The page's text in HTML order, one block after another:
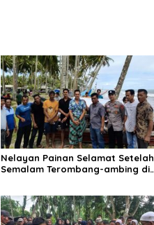
Nelayan Painan Selamat Setelah
Semalam Terombang-ambing di